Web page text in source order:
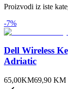
Proizvodi iz iste
-7%
Dell Wireless
Adriatic
65,00KM69,90 KM